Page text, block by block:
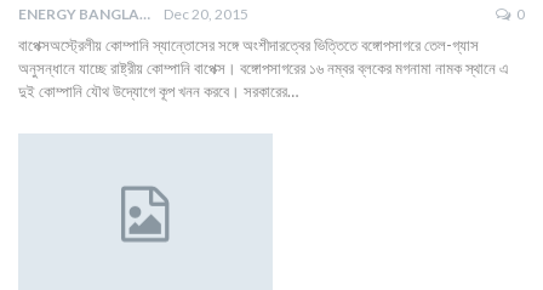
ENERGY BANGLA Dec 20, 2015 0
বাপেক্সঅস্ট্রেলীয় কোম্পানি স্যান্তোসের সঙ্গে অংশীদারত্বের ভিত্তিতে বঙ্গোপসাগরে তেল-গ্যাস
অনুসন্ধানে যাচ্ছে রাষ্ট্রীয় কোম্পানি বাপেক্স। বঙ্গোপসাগরের ১৬ নম্বর ব্লকের মগনামা নামক স্থানে এ
দুই কোম্পানি যৌথ উদ্যোগে কূপ খনন করবে। সরকারের…